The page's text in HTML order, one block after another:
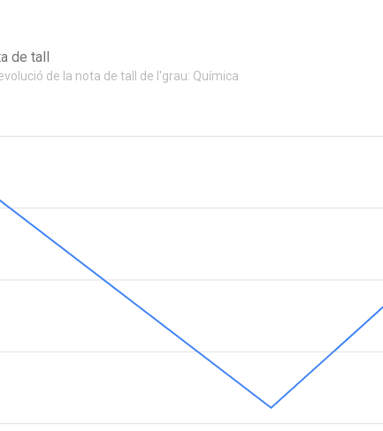
de tall
de la nota de tall de l'grau: Química